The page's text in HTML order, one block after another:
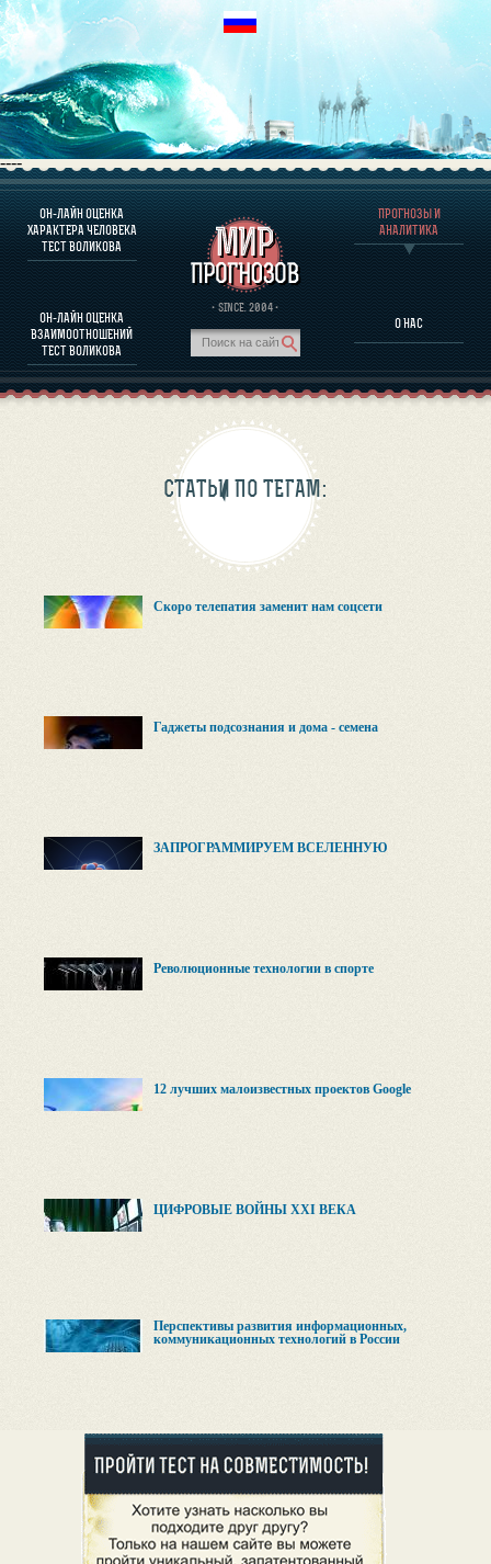
----
ОН-ЛАЙН ОЦЕНКА
ХАРАКТЕРА ЧЕЛОВЕКА
ТЕСТ ВОЛИКОВА
ОН-ЛАЙН ОЦЕНКА
ВЗАИМООТНОШЕНИЙ
ТЕСТ ВОЛИКОВА
· SINCE. 2004 ·
ПРОГНОЗЫ И
АНАЛИТИКА
О НАС
О ПРОГРАММЕ
ОЦЕНКА ХАРАКТЕРA ЧЕЛОВЕКА
ОЦЕНКА ХАРАКТЕРА ВЫДАЮЩИХСЯ ЛИЧНОСТЕЙ
О ПРОГРАММЕ
ПРОГНОЗЫ И АНАЛИТИКА
СТАТЬИ ПО ТЕГАМ:
Скоро телепатия заменит нам соцсети
Гаджеты подсознания и дома - семена
ЗАПРОГРАММИРУЕМ ВСЕЛЕННУЮ
Революционные технологии в спорте
12 лучших малоизвестных проектов Google
ЦИФРОВЫЕ ВОЙНЫ XXI ВЕКА
Перспективы развития информационных,
коммуникационных технологий в России